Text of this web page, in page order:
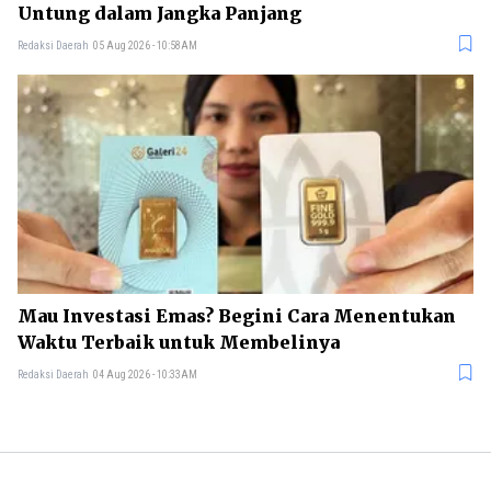
Untung dalam Jangka Panjang
Redaksi Daerah 05 Aug 2026 - 10:58AM
Mau Investasi Emas? Begini Cara Menentukan
Waktu Terbaik untuk Membelinya
Redaksi Daerah 04 Aug 2026 - 10:33AM